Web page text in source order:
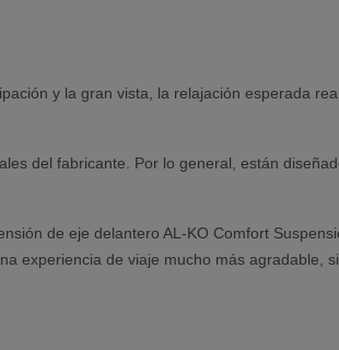
y la gran vista, la relajación esperada
del fabricante. Por lo general, están
de eje delantero AL-KO Comfort
experiencia de viaje mucho más agradable,